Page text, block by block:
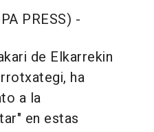
PRESS) -
de Elkarrekin
ha
a la
en estas